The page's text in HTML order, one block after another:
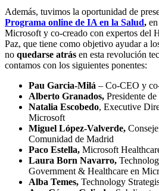
Además, tuvimos la oportunidad de
Programa online de IA en la Salud,
Microsoft y co-creado con expertos del
Paz, que tiene como objetivo ayudar a
no quedarse atrás en esta revolución
contamos con los siguientes ponentes:
Pau Garcia-Milá – Co-CEO y
Alberto Granados, Presidente
Natalia Escobedo, Executive
Microsoft
Miguel López-Valverde,
Comunidad de Madrid
Paco Estella, Microsoft
Laura Born Navarro,
Government & Healthcare en
Alba Temes, Technology